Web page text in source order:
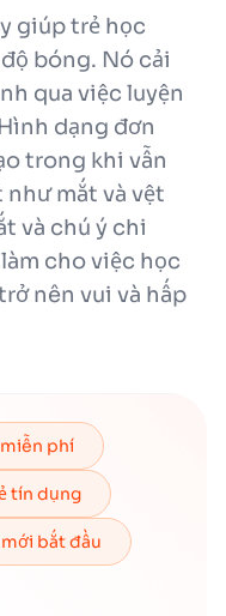
giúp trẻ học
bóng. Nó cải
qua việc luyện
dạng đơn
trong khi vẫn
như mắt và vệt
và chú ý chi
cho việc học
nên vui và hấp
phí
tín dụng
bắt đầu